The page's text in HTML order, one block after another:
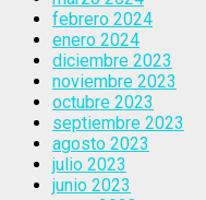
febrero 2024
enero 2024
diciembre 2023
noviembre 2023
octubre 2023
septiembre 2023
agosto 2023
julio 2023
junio 2023